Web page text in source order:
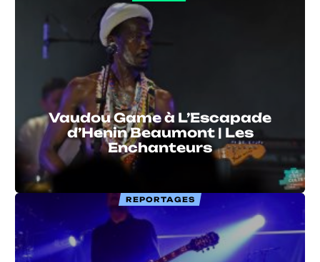
Vaudou Game à L’Escapade
d’Henin Beaumont | Les
Enchanteurs
REPORTAGES